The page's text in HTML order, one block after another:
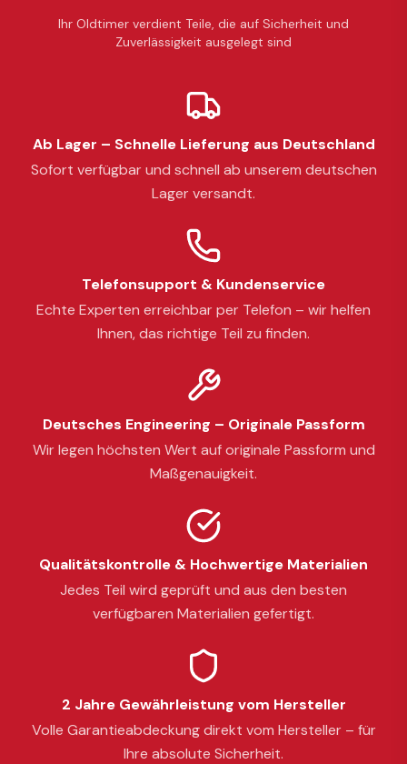
Ihr Oldtimer verdient Teile, die auf Sicherheit und
Zuverlässigkeit ausgelegt sind
Ab Lager – Schnelle Lieferung aus Deutschland
Sofort verfügbar und schnell ab unserem deutschen
Lager versandt.
Telefonsupport & Kundenservice
Echte Experten erreichbar per Telefon – wir helfen
Ihnen, das richtige Teil zu finden.
Deutsches Engineering – Originale Passform
Wir legen höchsten Wert auf originale Passform und
Maßgenauigkeit.
Qualitätskontrolle & Hochwertige Materialien
Jedes Teil wird geprüft und aus den besten
verfügbaren Materialien gefertigt.
2 Jahre Gewährleistung vom Hersteller
Volle Garantieabdeckung direkt vom Hersteller – für
Ihre absolute Sicherheit.